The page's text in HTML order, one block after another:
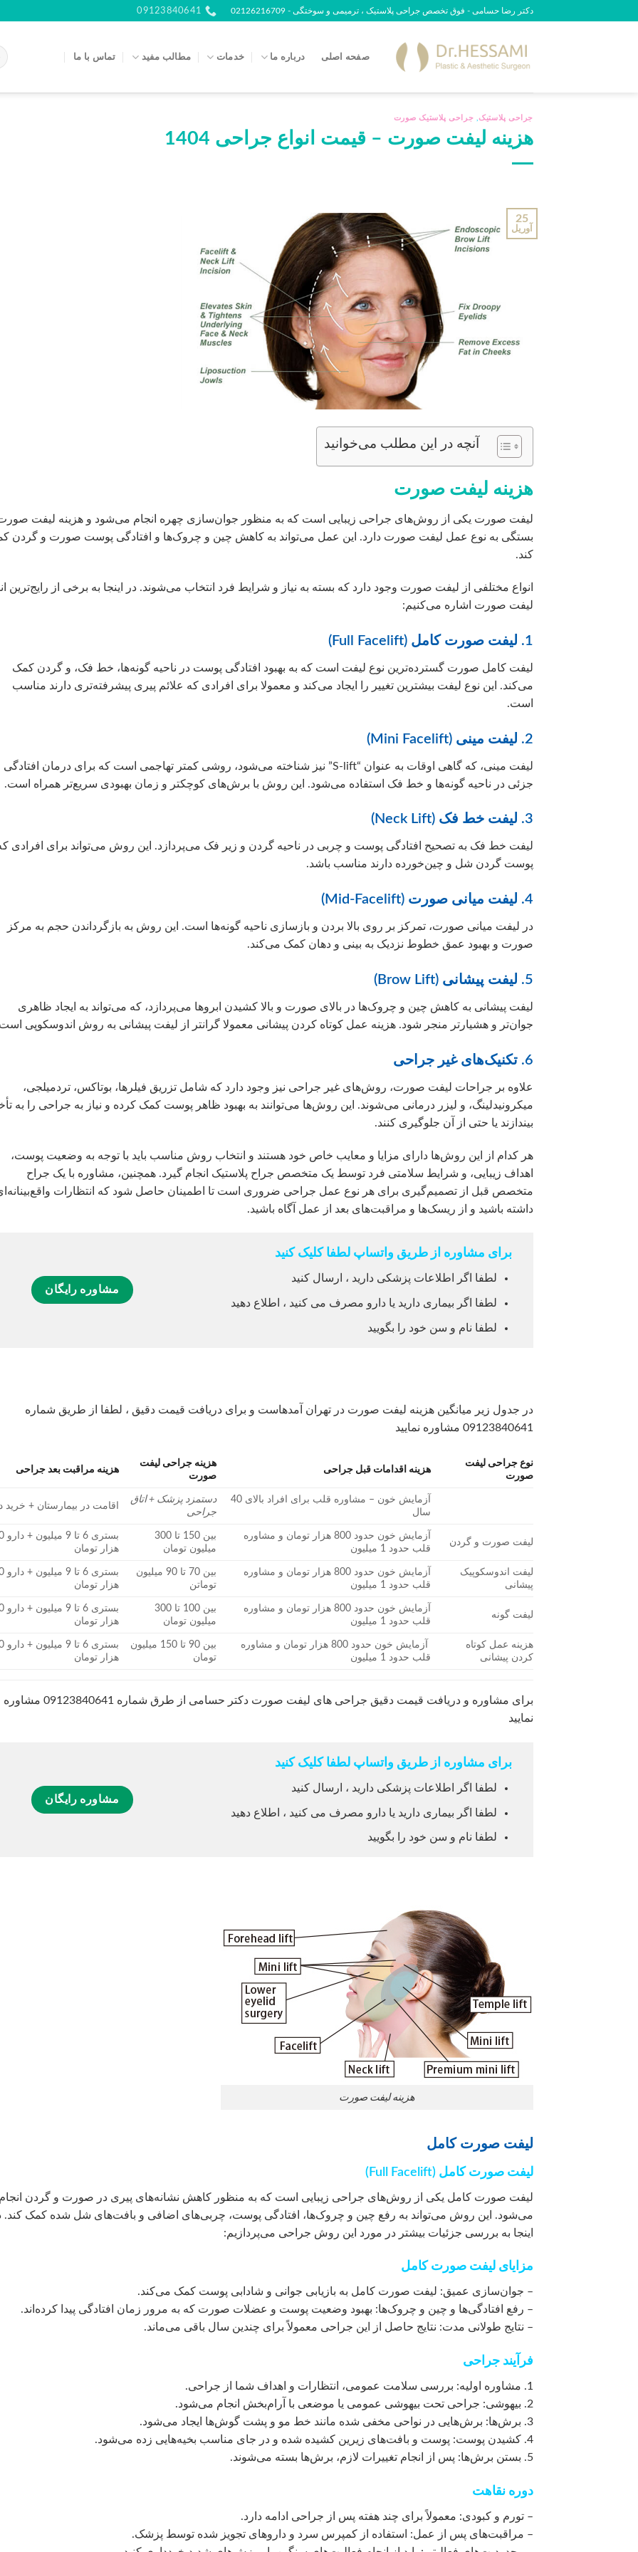
دکتر رضا حسامی - فوق تخصص جراحی پلاستیک ، ترمیمی و سوختگی - 02126216709 09123840641
صفحه اصلی درباره ما خدمات مطالب مفید تماس با ما
جراحی پلاستیک جراحی پلاستیک صورت
هزینه لیفت صورت – قیمت انواع جراحی 1404
25
آوریل
آنچه در این مطلب می‌خوانید
هزینه لیفت صورت
لیفت صورت یکی از روش‌های جراحی زیبایی است که به منظور جوان‌سازی چهره انجام می‌شود و هزینه لیفت
بستگی به نوع عمل لیفت صورت دارد. این عمل می‌تواند به کاهش چین و چروک‌ها و افتادگی پوست صورت و گردن
کند.
انواع مختلفی از لیفت صورت وجود دارد که بسته به نیاز و شرایط فرد انتخاب می‌شوند. در اینجا به برخی از رایج‌ترین
لیفت صورت اشاره می‌کنیم:
1. لیفت صورت کامل (Full Facelift)
لیفت کامل صورت گسترده‌ترین نوع لیفت است که به بهبود افتادگی پوست در ناحیه گونه‌ها، خط فک، و گردن کمک
می‌کند. این نوع لیفت بیشترین تغییر را ایجاد می‌کند و معمولا برای افرادی که علائم پیری پیشرفته‌تری دارند مناسب
است.
2. لیفت مینی (Mini Facelift)
لیفت مینی، که گاهی اوقات به عنوان “S-lift” نیز شناخته می‌شود، روشی کمتر تهاجمی است که برای درمان افتادگی
جزئی در ناحیه گونه‌ها و خط فک استفاده می‌شود. این روش با برش‌های کوچکتر و زمان بهبودی سریع‌تر همراه است.
3. لیفت خط فک (Neck Lift)
لیفت خط فک به تصحیح افتادگی پوست و چربی در ناحیه گردن و زیر فک می‌پردازد. این روش می‌تواند برای افرادی
پوست گردن شل و چین‌خورده دارند مناسب باشد.
4. لیفت میانی صورت (Mid-Facelift)
در لیفت میانی صورت، تمرکز بر روی بالا بردن و بازسازی ناحیه گونه‌ها است. این روش به بازگرداندن حجم به مرکز
صورت و بهبود عمق خطوط نزدیک به بینی و دهان کمک می‌کند.
5. لیفت پیشانی (Brow Lift)
لیفت پیشانی به کاهش چین و چروک‌ها در بالای صورت و بالا کشیدن ابروها می‌پردازد، که می‌تواند به ایجاد ظاهری
جوان‌تر و هشیارتر منجر شود. هزینه عمل کوتاه کردن پیشانی معمولا گرانتر از لیفت پیشانی به روش اندوسکوپی
6. تکنیک‌های غیر جراحی
علاوه بر جراحات لیفت صورت، روش‌های غیر جراحی نیز وجود دارد که شامل تزریق فیلرها، بوتاکس، تردمیلجی،
میکرونیدلینگ، و لیزر درمانی می‌شوند. این روش‌ها می‌توانند به بهبود ظاهر پوست کمک کرده و نیاز به جراحی را به
بیندازند یا حتی از آن جلوگیری کنند.
هر کدام از این روش‌ها دارای مزایا و معایب خاص خود هستند و انتخاب روش مناسب باید با توجه به وضعیت پوست،
اهداف زیبایی، و شرایط سلامتی فرد توسط یک متخصص جراح پلاستیک انجام گیرد. همچنین، مشاوره با یک جراح
متخصص قبل از تصمیم‌گیری برای هر نوع عمل جراحی ضروری است تا اطمینان حاصل شود که انتظارات
داشته باشید و از ریسک‌ها و مراقبت‌های بعد از عمل آگاه باشید.
برای مشاوره از طریق واتساپ لطفا کلیک کنید
لطفا اگر اطلاعات پزشکی دارید ، ارسال کنید
لطفا اگر بیماری دارید یا دارو مصرف می کنید ، اطلاع دهید
لطفا نام و سن خود را بگویید
مشاوره رایگان
در جدول زیر میانگین هزینه لیفت صورت در تهران آمدهاست و برای دریافت قیمت دقیق ، لطفا از طریق شماره
09123840641 مشاوره نمایید
نوع جراحی لیفت
صورت
هزینه اقدامات قبل جراحی
هزینه جراحی لیفت
صورت
هزینه مراقبت بعد جراحی
آزمایش خون – مشاوره قلب برای افراد بالای 40
سال
دستمزد پزشک + اتاق
جراحی
اقامت در بیمارستان + خرید
لیفت صورت و گردن
آزمایش خون حدود 800 هزار تومان و مشاوره
قلب حدود 1 میلیون
بین 150 تا 300
میلیون تومان
هزار تومان
لیفت اندوسکوپیک
پیشانی
آزمایش خون حدود 800 هزار تومان و مشاوره
قلب حدود 1 میلیون
بین 70 تا 90 میلیون
توماتن
هزار تومان
لیفت گونه
آزمایش خون حدود 800 هزار تومان و مشاوره
قلب حدود 1 میلیون
بین 100 تا 300
میلیون تومان
هزار تومان
هزینه عمل کوتاه
کردن پیشانی
آزمایش خون حدود 800 هزار تومان و مشاوره
قلب حدود 1 میلیون
بین 90 تا 150 میلیون
تومان
هزار تومان
برای مشاوره و دریافت قیمت دقیق جراحی های لیفت صورت دکتر حسامی از طرق شماره 09123840641 مشاوره
نمایید
برای مشاوره از طریق واتساپ لطفا کلیک کنید
لطفا اگر اطلاعات پزشکی دارید ، ارسال کنید
لطفا اگر بیماری دارید یا دارو مصرف می کنید ، اطلاع دهید
لطفا نام و سن خود را بگویید
مشاوره رایگان
هزینه لیفت صورت
لیفت صورت کامل
لیفت صورت کامل (Full Facelift)
لیفت صورت کامل یکی از روش‌های جراحی زیبایی است که به منظور کاهش نشانه‌های پیری در صورت و گردن
می‌شود. این روش می‌تواند به رفع چین و چروک‌ها، افتادگی پوست، چربی‌های اضافی و بافت‌های شل شده کمک کند.
اینجا به بررسی جزئیات بیشتر در مورد این روش جراحی می‌پردازیم:
مزایای لیفت صورت کامل
– جوان‌سازی عمیق: لیفت صورت کامل به بازیابی جوانی و شادابی پوست کمک می‌کند.
– رفع افتادگی‌ها و چین و چروک‌ها: بهبود وضعیت پوست و عضلات صورت که به مرور زمان افتادگی پیدا کرده‌اند.
– نتایج طولانی مدت: نتایج حاصل از این جراحی معمولاً برای چندین سال باقی می‌ماند.
فرآیند جراحی
1. مشاوره اولیه: بررسی سلامت عمومی، انتظارات و اهداف شما از جراحی.
2. بیهوشی: جراحی تحت بیهوشی عمومی یا موضعی با آرام‌بخش انجام می‌شود.
3. برش‌ها: برش‌هایی در نواحی مخفی شده مانند خط مو و پشت گوش‌ها ایجاد می‌شود.
4. کشیدن پوست: پوست و بافت‌های زیرین کشیده شده و در جای مناسب بخیه‌هایی زده می‌شود.
5. بستن برش‌ها: پس از انجام تغییرات لازم، برش‌ها بسته می‌شوند.
دوره نقاهت
– تورم و کبودی: معمولاً برای چند هفته پس از جراحی ادامه دارد.
– مراقبت‌های پس از عمل: استفاده از کمپرس سرد و داروهای تجویز شده توسط پزشک.